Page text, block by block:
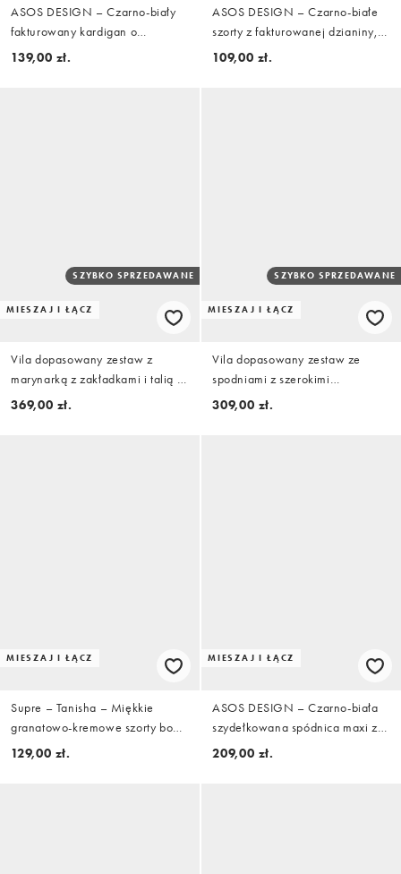
ASOS DESIGN – Czarno-biały
fakturowany kardigan o
pudełkowym kroju, część
139,00 zł.
ASOS DESIGN – Czarno-białe
szorty z fakturowanej dzianiny,
część zestawu
109,00 zł.
MIESZAJ I ŁĄCZ
SZYBKO SPRZEDAWANE
Vila dopasowany zestaw z
marynarką z zakładkami i talią z
paskiem w ciemnoszarym
369,00 zł.
MIESZAJ I ŁĄCZ
SZYBKO SPRZEDAWANE
Vila dopasowany zestaw ze
spodniami z szerokimi
nogawkami w ciemnoszarym
309,00 zł.
MIESZAJ I ŁĄCZ
Supre – Tanisha – Miękkie
granatowo-kremowe szorty booty
z wiązaniem z przodu w paski,
129,00 zł.
MIESZAJ I ŁĄCZ
ASOS DESIGN – Czarno-biała
szydełkowana spódnica maxi z
haftowanym wzorem, część
209,00 zł.